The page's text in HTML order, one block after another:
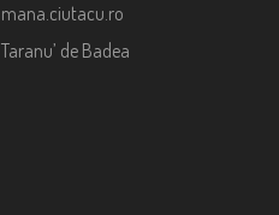
mana.ciutacu.ro
Taranu’ de Badea